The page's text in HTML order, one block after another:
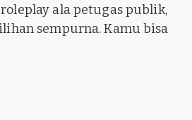
ala petugas publik,
sempurna. Kamu bisa